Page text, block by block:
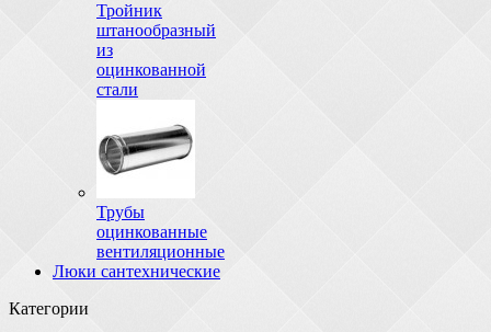
Тройник
штанообразный
из
оцинкованной
стали
Трубы
оцинкованные
вентиляционные
Люки сантехнические
Категории